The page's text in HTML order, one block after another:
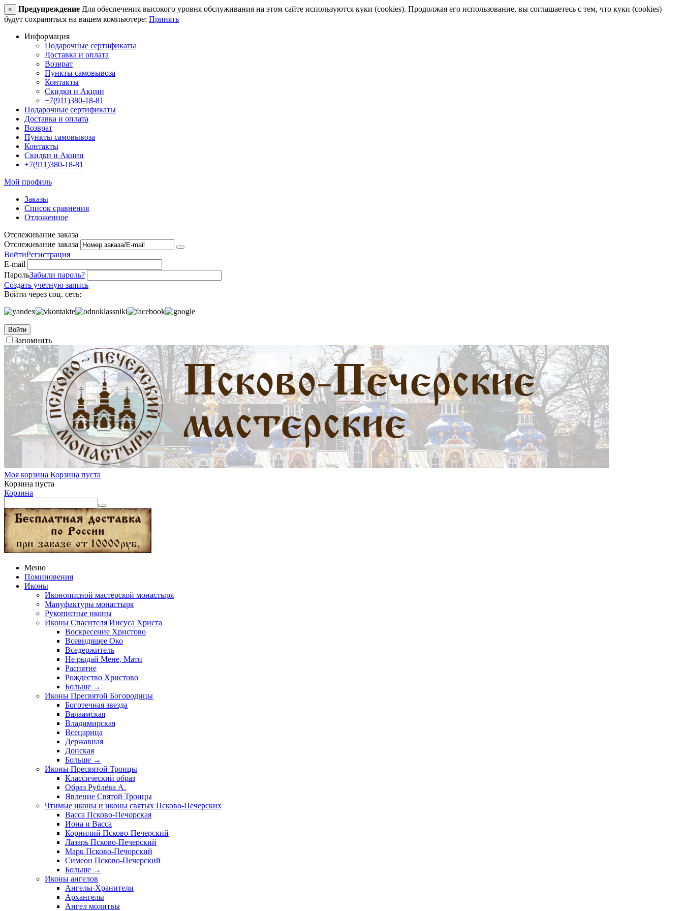
× Предупреждение Для обеспечения высокого уровня обслуживания на этом сайте используются куки (cookies). Продолжая его использование, вы соглашаетесь с тем, что куки (cookies)
будут сохраняться на вашем компьютере: Принять
Информация
Подарочные сертификаты
Доставка и оплата
Возврат
Пункты самовывоза
Контакты
Скидки и Акции
+7(911)380-18-81
Подарочные сертификаты
Доставка и оплата
Возврат
Пункты самовывоза
Контакты
Скидки и Акции
+7(911)380-18-81
Мой профиль
Заказы
Список сравнения
Отложенное
Отслеживание заказа
Отслеживание заказа
ВойтиРегистрация
E-mail
ПарольЗабыли пароль?
Создать учетную запись
Войти через соц. сеть:
Войти
Запомнить
Моя корзина Корзина пуста
Корзина пуста
Корзина
Меню
Поминовения
Иконы
Иконописной мастерской монастыря
Мануфактуры монастыря
Рукописные иконы
Иконы Спасителя Иисуса Христа
Воскресение Христово
Всевидящее Око
Вседержитель
Не рыдай Мене, Мати
Распятие
Рождество Христово
Больше →
Иконы Пресвятой Богородицы
Боготечная звезда
Валаамская
Владимирская
Всецарица
Державная
Донская
Больше →
Иконы Пресвятой Троицы
Классический образ
Образ Рублёва А.
Явление Святой Троицы
Чтимые иконы и иконы святых Псково-Печерских
Васса Псково-Печорская
Иона и Васса
Корнилий Псково-Печерский
Лазарь Псково-Печерский
Марк Псково-Печорский
Симеон Псково-Печерский
Больше →
Иконы ангелов
Ангелы-Хранители
Архангелы
Ангел молитвы